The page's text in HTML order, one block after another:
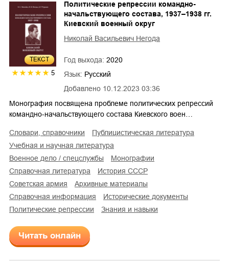
ТЕКСТ
5
Добавлено 10.12.2023 03:36
Политические репрессии командно-
начальствующего состава, 1937–1938 гг.
Киевский военный округ
Николай Васильевич Негода
Год выхода: 2020
Язык: Русский
Монография посвящена проблеме политических репрессий
командно-начальствующего состава Киевского воен…
словари, справочники
публицистическая литература
учебная и научная литература
военное дело / спецслужбы
монографии
справочная литература
история СССР
советская армия
архивные материалы
справочная информация
исторические документы
политические репрессии
знания и навыки
Читать онлайн